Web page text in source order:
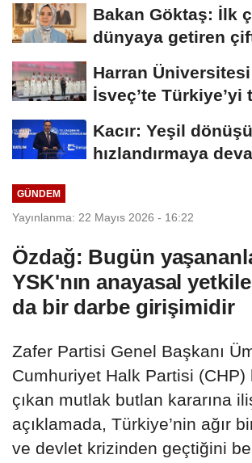
Bakan Göktaş: İlk
dünyaya getiren
Harran
İsveç’te Türkiye’yi
Kacır: Yeşil
hızlandırmaya
GÜNDEM
Yayınlanma: 22 Mayıs 2026 - 16:22
Özdağ: Bugün
YSK'nın anayasal
da bir darbe girişimidir
Zafer Partisi Genel Başkanı
Cumhuriyet Halk Partisi (CHP)
çıkan mutlak butlan kararına
açıklamada, Türkiye’nin ağır
ve devlet krizinden geçtiğini